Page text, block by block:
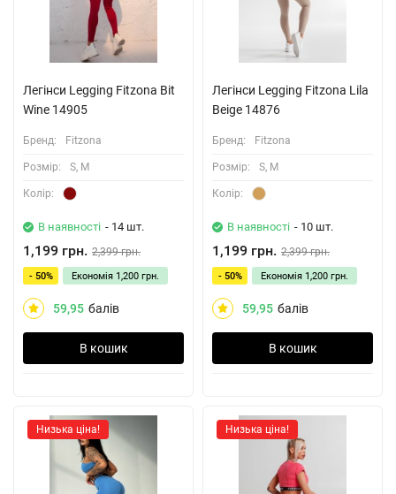
Легінси Legging Fitzona Bit
Wine 14905
Бренд: Fitzona
Розмiр: S, M
Колiр:
В наявності - 14 шт.
1,199 грн. 2,399 грн.
- 50% Економія 1,200 грн.
59,95 балів
В кошик
Легінси Legging Fitzona Lila
Beige 14876
Бренд: Fitzona
Розмiр: S, M
Колiр:
В наявності - 10 шт.
1,199 грн. 2,399 грн.
- 50% Економія 1,200 грн.
59,95 балів
В кошик
Низька ціна! Низька ціна!